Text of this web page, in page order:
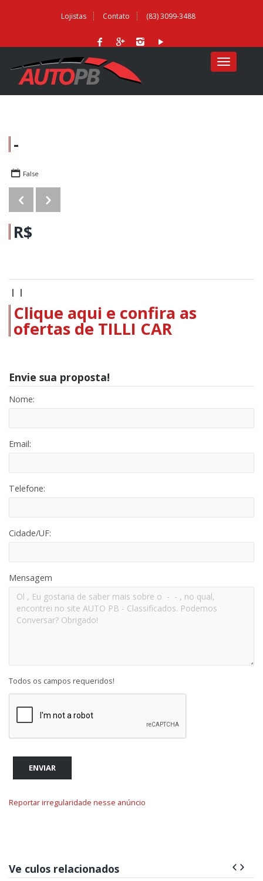
Lojistas Contato (83) 3099-3488
MENU
-
False
R$
| |
Clique aqui e confira as
ofertas de TILLI CAR
Envie sua proposta!
Nome:
Email:
Telefone:
Cidade/UF:
Mensagem
Todos os campos requeridos!
ENVIAR
Reportar irregularidade nesse anúncio
Ve culos relacionados